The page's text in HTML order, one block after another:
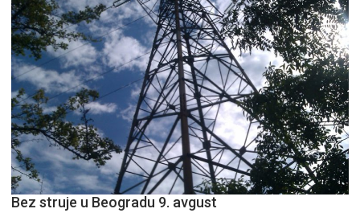
Bez struje u Beogradu 9. avgust